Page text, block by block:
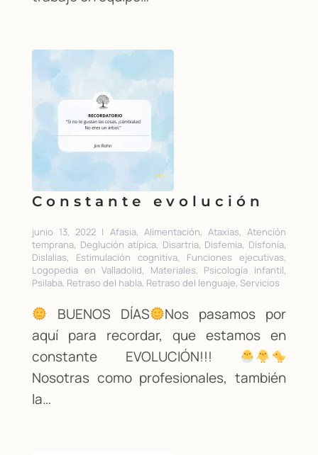
Constante evolución
junio 13, 2022 | Afasia, Alimentación, Ataxias, Atención
temprana, Deglución atípica, Disartria, Disfemia, Disfonía,
Dislalias, Estimulación cognitiva, Funciones ejecutivas,
Logopedia en Valladolid, Materiales, Psicología Infantil,
Psilaba, Retraso del habla, Retraso del lenguaje, Servicios
BUENOS DÍAS
Nos pasamos por
aquí para recordar, que estamos en
constante EVOLUCIÓN!!!
Nosotras como profesionales, también
la…